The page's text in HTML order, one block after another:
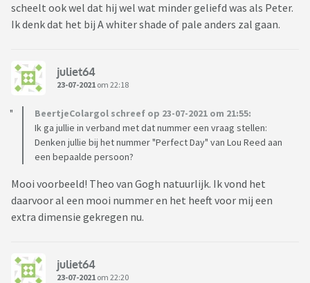
scheelt ook wel dat hij wel wat minder geliefd was als Peter.
Ik denk dat het bij A whiter shade of pale anders zal gaan.
juliet64
23-07-2021 om 22:18
BeertjeColargol schreef op 23-07-2021 om 21:55:
Ik ga jullie in verband met dat nummer een vraag stellen:
Denken jullie bij het nummer "Perfect Day" van Lou Reed aan
een bepaalde persoon?
Mooi voorbeeld! Theo van Gogh natuurlijk. Ik vond het
daarvoor al een mooi nummer en het heeft voor mij een
extra dimensie gekregen nu.
juliet64
23-07-2021 om 22:20